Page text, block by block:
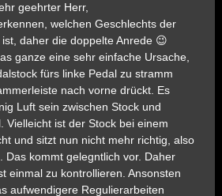
geehrter Herr,
welchen Geschlechts der
daher die doppelte Anrede 😉
ganze eine sehr einfache Ursache,
fürs linke Pedal zu stramm
nach vorne drückt. Es
Luft sein zwischen Stock und
Vielleicht ist der Stock bei einem
und sitzt nun nicht mehr richtig, also
Das kommt gelegntlich vor. Daher
einmal zu kontrollieren. Ansonsten
aufwendigere Regulierarbeiten